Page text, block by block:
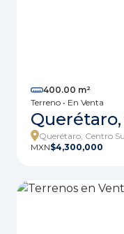
400.00 m²
Terreno • En Venta
Querétaro, Centro
MXN$4,300,000